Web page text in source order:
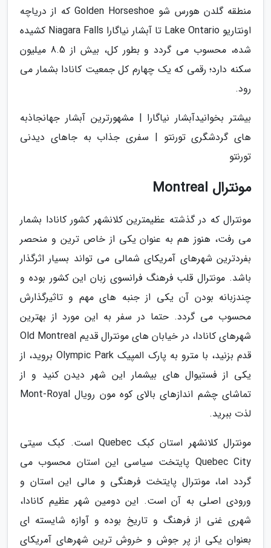
منطقه گلدن هورس شو Golden Horseshoe که از دریاچه
اونتاریو Lake Ontario تا آبشار نیاگارا Niagara Falls کشیده
شده، محسوب می گردد و بطور کل، بیش از 8.5 میلیون
سکنه دارد؛ رقمی که یک چهارم کل جمعیت کانادا بشمار می
رود.
بیشتر بخوانیدآبشار نیاگارا | مشهورترین آبشار جهانجاذبه
های گردشگری تورنتو | سفری جذاب به جاهای دیدنی
تورنتو
مونترال Montreal
مونترال که در گذشته عظیمترین کلانشهر کشور کانادا بشمار
می رفت، هنوز هم به عنوان یکی از خاص ترین و منحصر
بفردترین شهرهای آمریکای شمالی می تواند بسیار اثرگذار
باشد. مونترال قلب فرهنگ فرانسوی زبان این کشور بوده و
چندزبانه بودن آن یکی از جنبه های مهم و تاثیرگذارش
محسوب می گردد. حتما در سفر به این مورد از بهترین
شهرهای کانادا، در خیابان های مونترال قدیم Old Montreal
قدم بزنید، با مترو به پارک المپیک Olympic Park بروید، از
یکی از فستیوال های بیشمار این شهر دیدن کنید و از
تماشای چشم اندازهای بالای کوه مون رویال Mont-Royal
لذت ببرید.
مونترال کلانشهر استان کبک Quebec است. کبک سیتی
Quebec City پایتخت سیاسی این استان محسوب می
گردد اما، مونترال پایتخت فرهنگی و مالی این استان و
ورودی اصلی به آن است. این دومین شهر عظیم کانادا،
شهری غنی از فرهنگ و تاریخ بوده و آوازه شایسته ای
بعنوان یکی از پر جوش و خروش ترین شهرهای آمریکای